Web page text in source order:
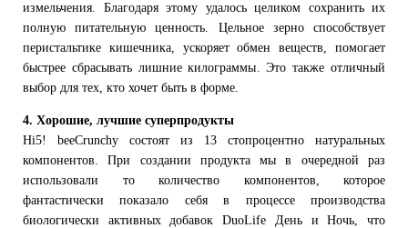
измельчения. Благодаря этому удалось целиком сохранить их
полную питательную ценность. Цельное зерно способствует
перистальтике кишечника, ускоряет обмен веществ, помогает
быстрее сбрасывать лишние килограммы. Это также отличный
выбор для тех, кто хочет быть в форме.
4. Хорошие, лучшие суперпродукты
Hi5! beeCrunchy состоят из 13 стопроцентно натуральных
компонентов. При создании продукта мы в очередной раз
использовали то количество компонентов, которое
фантастически показало себя в процессе производства
биологически активных добавок DuoLife День и Ночь, что